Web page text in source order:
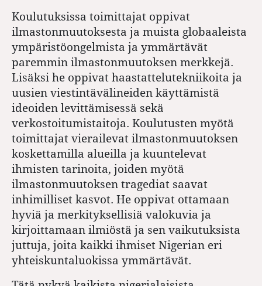
Koulutuksissa toimittajat oppivat
ilmastonmuutoksesta ja muista globaaleista
ympäristöongelmista ja ymmärtävät
paremmin ilmastonmuutoksen merkkejä.
Lisäksi he oppivat haastattelutekniikoita ja
uusien viestintävälineiden käyttämistä
ideoiden levittämisessä sekä
verkostoitumistaitoja. Koulutusten myötä
toimittajat vierailevat ilmastonmuutoksen
koskettamilla alueilla ja kuuntelevat
ihmisten tarinoita, joiden myötä
ilmastonmuutoksen tragediat saavat
inhimilliset kasvot. He oppivat ottamaan
hyviä ja merkityksellisiä valokuvia ja
kirjoittamaan ilmiöstä ja sen vaikutuksista
juttuja, joita kaikki ihmiset Nigerian eri
yhteiskuntaluokissa ymmärtävät.